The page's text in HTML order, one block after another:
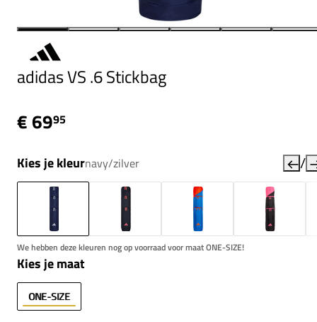
adidas VS .6 Stickbag
€ 6995
Kies je kleurnavy/zilver /
We hebben deze kleuren nog op voorraad voor maat ONE-SIZE!
Kies je maat
ONE-SIZE